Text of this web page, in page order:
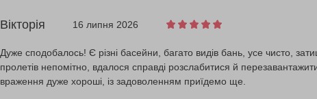
Вікторія 16 липня 2026
Дуже сподобалось! Є різні басейни, багато видів бань, усе чисто,
пролетів непомітно, вдалося справді розслабитися й
враження дуже хороші, із задоволенням приїдемо ще.